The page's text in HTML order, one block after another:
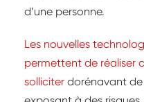
d’une personne.
Les nouvelles
permettent de réaliser
solliciter dorénavant